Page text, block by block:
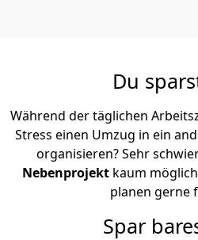
Du
Während der täglichen
Stress einen Umzug in ein
organisieren? Sehr
Nebenprojekt kaum
planen gerne
Spar